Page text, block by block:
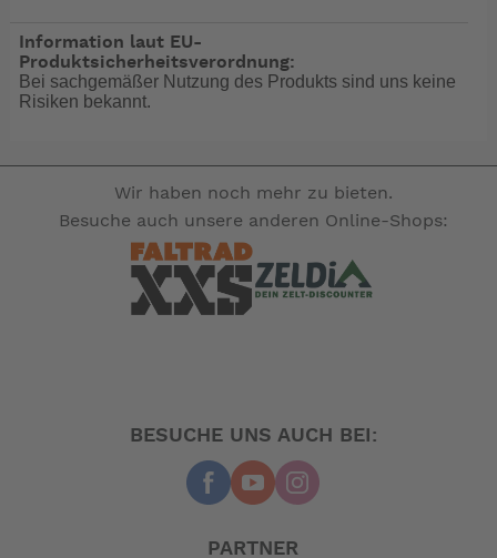
Information laut EU-
Produktsicherheitsverordnung:
Bei sachgemäßer Nutzung des Produkts sind uns keine
Risiken bekannt.
Wir haben noch mehr zu bieten.
Besuche auch unsere anderen Online-Shops:
BESUCHE UNS AUCH BEI:
PARTNER